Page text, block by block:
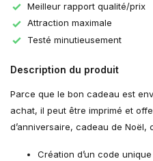
Meilleur rapport qualité/prix
Attraction maximale
Testé minutieusement
Description du produit
Parce que le bon cadeau est
achat, il peut être imprimé et
d’anniversaire, cadeau de
Création d’un code